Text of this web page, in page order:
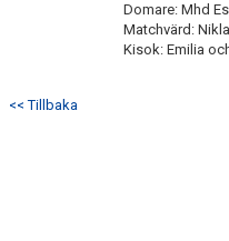
UNGDOMSSEKTION
Domare: Mhd
Matchvärd:
Kisok: Emilia
<< Tillbaka